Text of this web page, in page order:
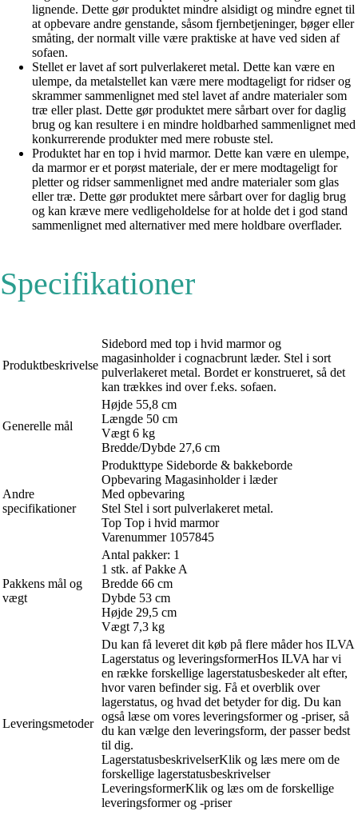
lignende. Dette gør produktet mindre alsidigt og mindre egnet til
at opbevare andre genstande, såsom fjernbetjeninger, bøger eller
småting, der normalt ville være praktiske at have ved siden af ​​
sofaen.
Stellet er lavet af sort pulverlakeret metal. Dette kan være en
ulempe, da metalstellet kan være mere modtageligt for ridser og
skrammer sammenlignet med stel lavet af andre materialer som
træ eller plast. Dette gør produktet mere sårbart over for daglig
brug og kan resultere i en mindre holdbarhed sammenlignet med
konkurrerende produkter med mere robuste stel.
Produktet har en top i hvid marmor. Dette kan være en ulempe,
da marmor er et porøst materiale, der er mere modtageligt for
pletter og ridser sammenlignet med andre materialer som glas
eller træ. Dette gør produktet mere sårbart over for daglig brug
og kan kræve mere vedligeholdelse for at holde det i god stand
sammenlignet med alternativer med mere holdbare overflader.
Specifikationer
Produktbeskrivelse
Sidebord med top i hvid marmor og
magasinholder i cognacbrunt læder. Stel i sort
pulverlakeret metal. Bordet er konstrueret, så det
kan trækkes ind over f.eks. sofaen.
Generelle mål
Højde 55,8 cm
Længde 50 cm
Vægt 6 kg
Bredde/Dybde 27,6 cm
Andre
specifikationer
Produkttype Sideborde & bakkeborde
Opbevaring Magasinholder i læder
Med opbevaring
Stel Stel i sort pulverlakeret metal.
Top Top i hvid marmor
Varenummer 1057845
Pakkens mål og
vægt
Antal pakker: 1
1 stk. af Pakke A
Bredde 66 cm
Dybde 53 cm
Højde 29,5 cm
Vægt 7,3 kg
Leveringsmetoder
Du kan få leveret dit køb på flere måder hos ILVA
Lagerstatus og leveringsformerHos ILVA har vi
en række forskellige lagerstatusbeskeder alt efter,
hvor varen befinder sig. Få et overblik over
lagerstatus, og hvad det betyder for dig. Du kan
også læse om vores leveringsformer og -priser, så
du kan vælge den leveringsform, der passer bedst
til dig.
LagerstatusbeskrivelserKlik og læs mere om de
forskellige lagerstatusbeskrivelser
LeveringsformerKlik og læs om de forskellige
leveringsformer og -priser